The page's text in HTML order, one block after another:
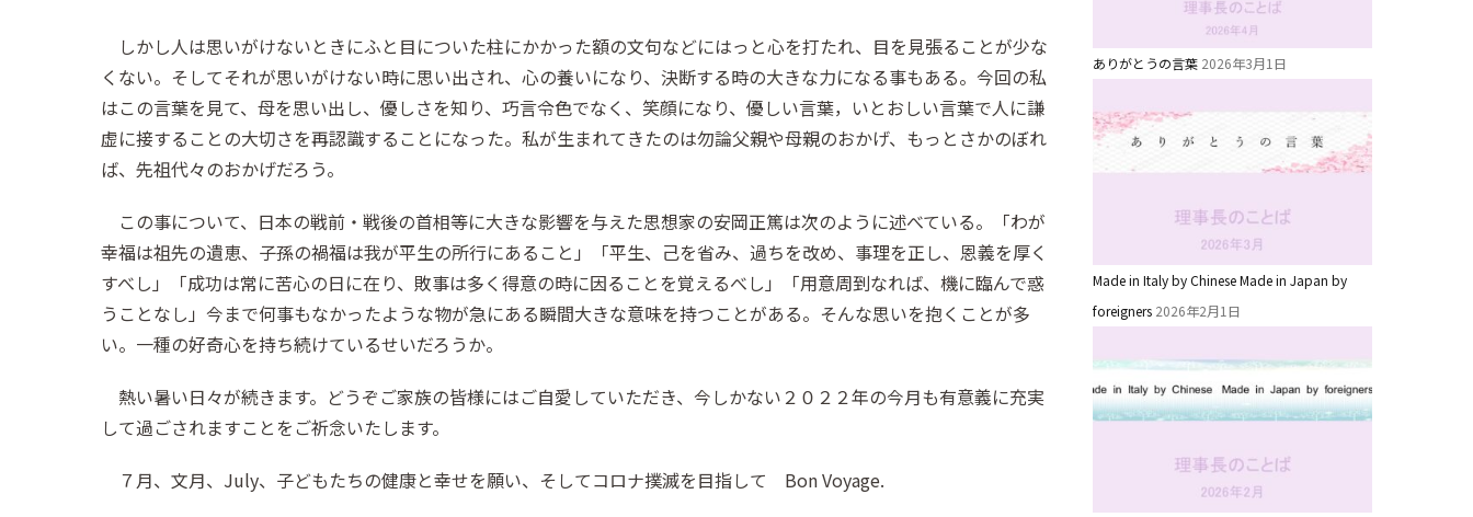
しかし人は思いがけないときにふと目についた柱にかかった額の文句などにはっと心を打たれ、目を見張ることが少な
くない。そしてそれが思いがけない時に思い出され、心の養いになり、決断する時の大きな力になる事もある。今回の私
はこの言葉を見て、母を思い出し、優しさを知り、巧言令色でなく、笑顔になり、優しい言葉，いとおしい言葉で人に謙
虚に接することの大切さを再認識することになった。私が生まれてきたのは勿論父親や母親のおかげ、もっとさかのぼれ
ば、先祖代々のおかげだろう。
この事について、日本の戦前・戦後の首相等に大きな影響を与えた思想家の安岡正篤は次のように述べている。「わが
幸福は祖先の遺恵、子孫の禍福は我が平生の所行にあること」「平生、己を省み、過ちを改め、事理を正し、恩義を厚く
すべし」「成功は常に苦心の日に在り、敗事は多く得意の時に因ることを覚えるべし」「用意周到なれば、機に臨んで惑
うことなし」今まで何事もなかったような物が急にある瞬間大きな意味を持つことがある。そんな思いを抱くことが多
い。一種の好奇心を持ち続けているせいだろうか。
熱い暑い日々が続きます。どうぞご家族の皆様にはご自愛していただき、今しかない２０２２年の今月も有意義に充実
して過ごされますことをご祈念いたします。
７月、文月、July、子どもたちの健康と幸せを願い、そしてコロナ撲滅を目指して Bon Voyage.
ありがとうの言葉 2026年3月1日
Made in Italy by Chinese Made in Japan by
foreigners 2026年2月1日